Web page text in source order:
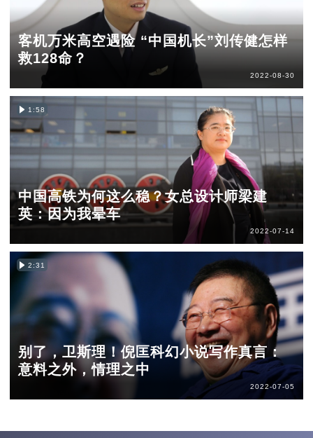
客机万米高空遇险 “中国机长”刘传健怎样
救128命？
2022-08-30
1:58
中国高铁为何这么稳？女总设计师梁建
英：因为我晕车
2022-07-14
2:31
别了，卫斯理！倪匡科幻小说写作真言：
意料之外，情理之中
2022-07-05